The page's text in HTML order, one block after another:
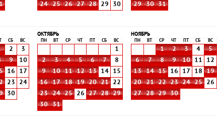
24
25 26 27 28 29 30
29
30 31
СБ ВС
2
3
9
10
16
17
23
24
30
ОКТЯБРЬ
ПН ВТ СР ЧТ СБ ВС
1
2
3 4 5 6 7
8
9
10 11 12 13 14
15
16
17 18 19 20 21
22
23
24 25 26 27 28
29
30
31
НОЯБРЬ
ПН ВТ СР ЧТ СБ ВС
1 2 3 4
5
6
7 8 9 10 11
12
13
14 15 16 17 18
19
20
21 22 23 24 25
26
27
28 29 30